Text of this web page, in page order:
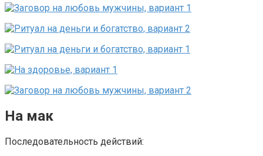
На мак
Последовательность действий: